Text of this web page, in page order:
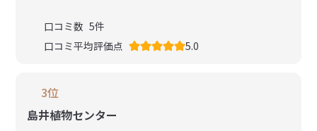
口コミ数 5件
口コミ平均評価点
5.0
3位
島井植物センター